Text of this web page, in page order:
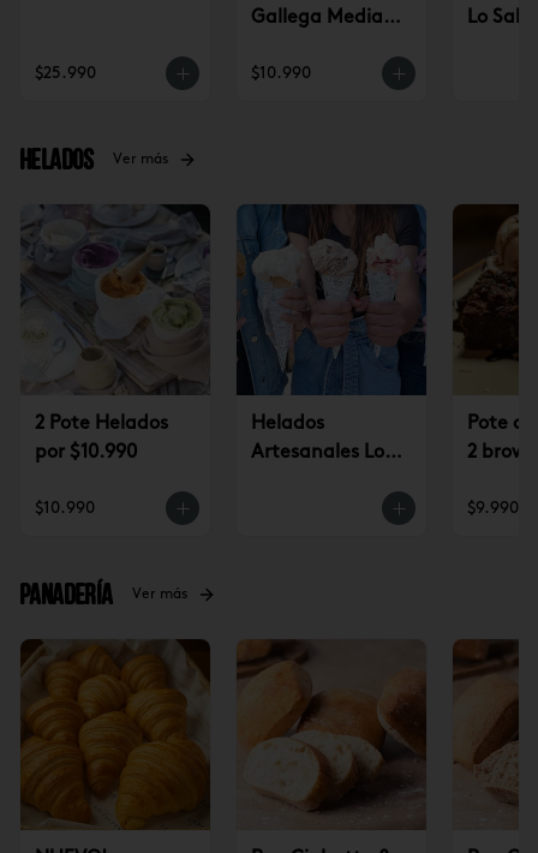
$25.990
Gallega Mediana
domingo)
$10.990
Lo
Helados Ver más
2 Pote Helados
por $10.990
$10.990
Helados
Artesanales Lo
Pote
2
$9.990
Panadería Ver más